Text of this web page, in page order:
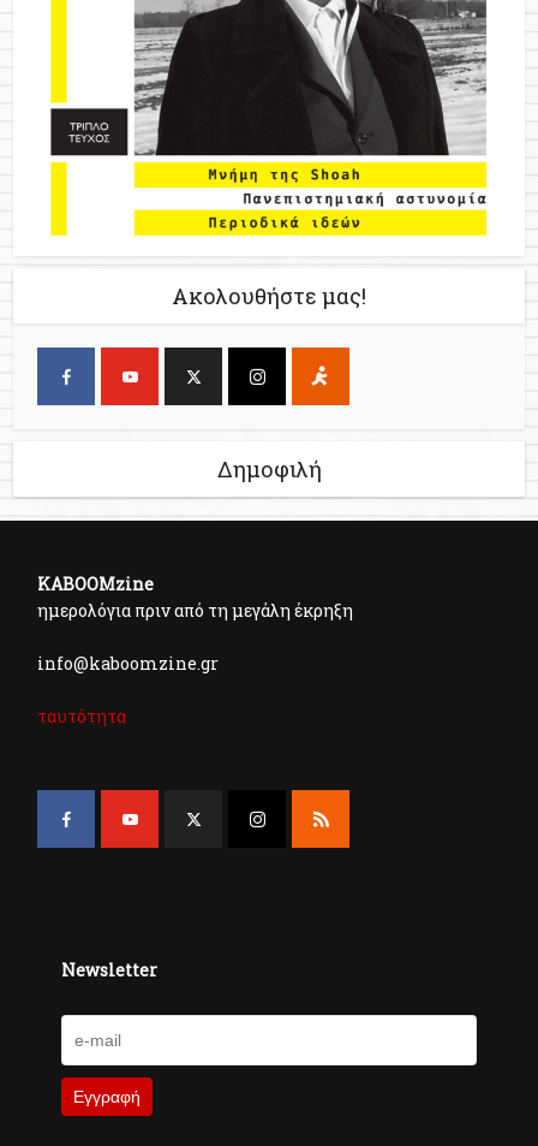
Ακολουθήστε μας!
Δημοφιλή
KABOOMzine
ημερολόγια πριν από τη μεγάλη έκρηξη
info@kaboomzine.gr
ταυτότητα
Newsletter